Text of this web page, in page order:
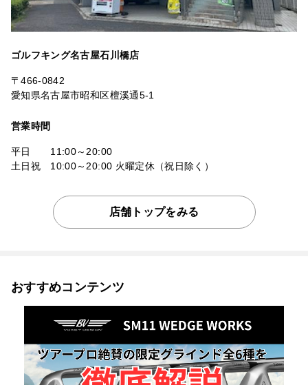
ゴルフキング名古屋石川橋店
〒466-0842
愛知県名古屋市昭和区檀溪通5-1
営業時間
平日 11:00～20:00
土日祝 10:00～20:00 火曜定休（祝日除く）
店舗トップをみる
おすすめコンテンツ